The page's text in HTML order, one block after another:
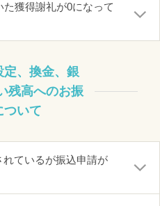
獲得謝礼が0になって
、換金、銀
残高へのお振
ついて
ているが振込申請が